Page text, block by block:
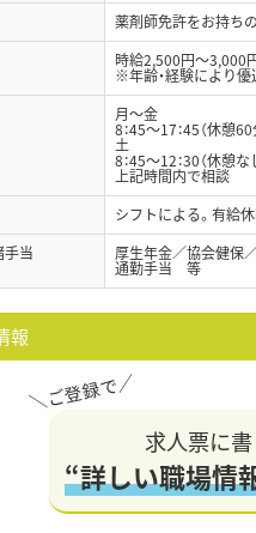
薬剤師免許をお持ち
時給2,500円～3,000
※年齢・経験により優
月～金
8：45～17：45（休憩60
土
8：45～12：30（休憩な
上記時間内で相談
シフトによる。有給休
手当
厚生年金／協会健保
通勤手当 等
報
求人票に
“詳しい職場情